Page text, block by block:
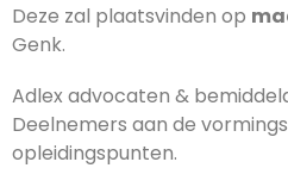
Deze zal plaatsvinden op
Genk.
Adlex advocaten &
Deelnemers aan de
opleidingspunten.